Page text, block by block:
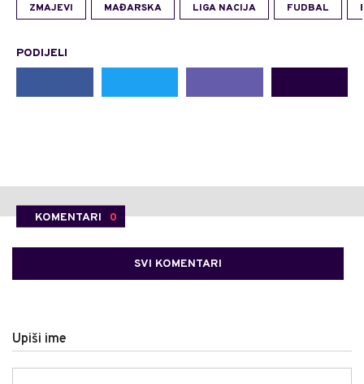
ZMAJEVI MAĐARSKA LIGA NACIJA FUDBAL
PODIJELI
KOMENTARI 0
SVI KOMENTARI
Upiši ime